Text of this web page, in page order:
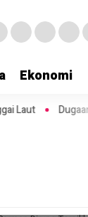
Ekonomi
Bully Terjadi!